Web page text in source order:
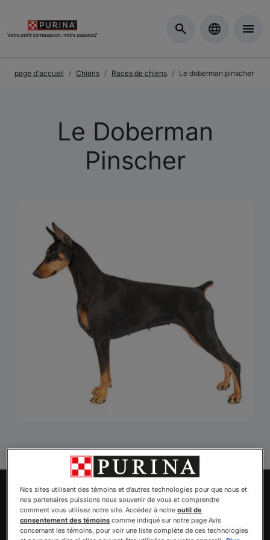
page d'accueil Chiens Races de chiens Le doberman pinscher
Le Doberman
Pinscher
Explorez les animaux à adopter
Trouvez votre animal de
compagnie
Nos sites utilisent des témoins et d’autres technologies pour que nous et
nos partenaires puissions nous souvenir de vous et comprendre
comment vous utilisez notre site. Accédez à notreoutil de
consentement des témoins comme indiqué sur notre page Avis
concernant les témoins, pour voir une liste complète de ces technologies